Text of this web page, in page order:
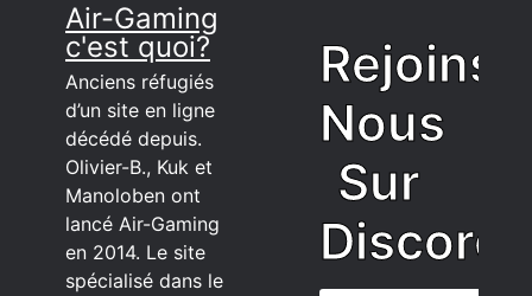
Air-Gaming
c'est quoi?
Anciens réfugiés
d’un site en ligne
décédé depuis.
Olivier-B., Kuk et
Manoloben ont
lancé Air-Gaming
en 2014. Le site
spécialisé dans le
Rejoins
Nous
Sur
Discord